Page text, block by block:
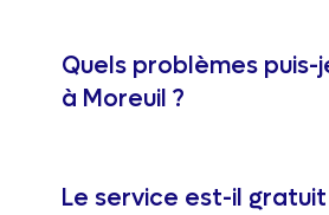
Quels problèmes puis-
à Moreuil ?
Le service est-il